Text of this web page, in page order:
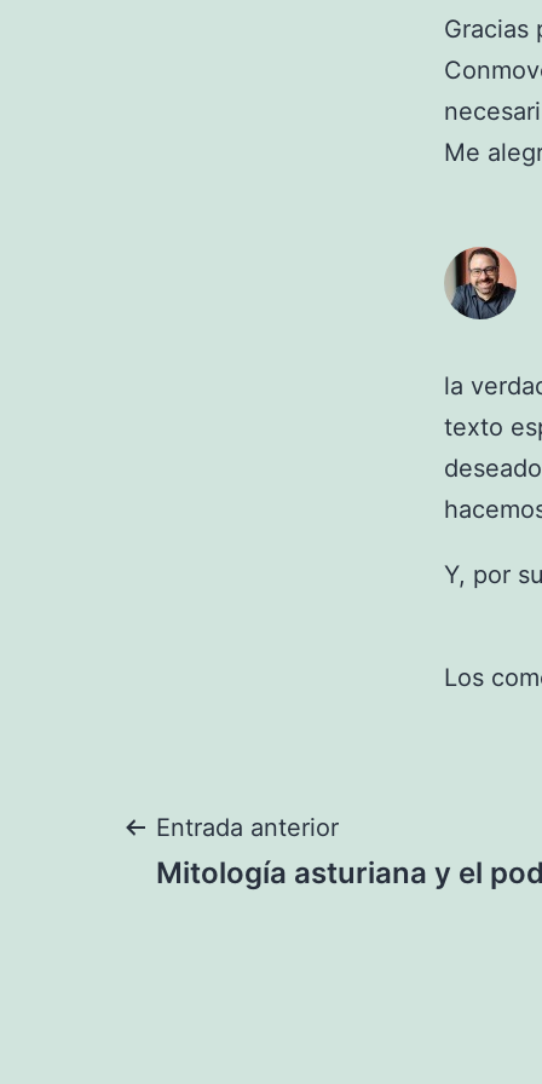
Gracias
Me
la
texto
Y, por
Los
Navegación
Entrada anterior
Mitología asturiana y el